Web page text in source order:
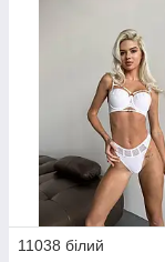
11038 білий